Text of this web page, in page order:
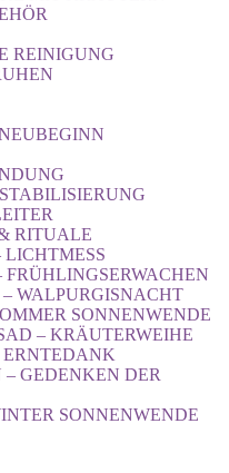
REINIGUNG
RITUALE
FRÜHLINGSERWACHEN
WALPURGISNACHT
SONNENWENDE
– KRÄUTERWEIHE
GEDENKEN DER
SONNENWENDE